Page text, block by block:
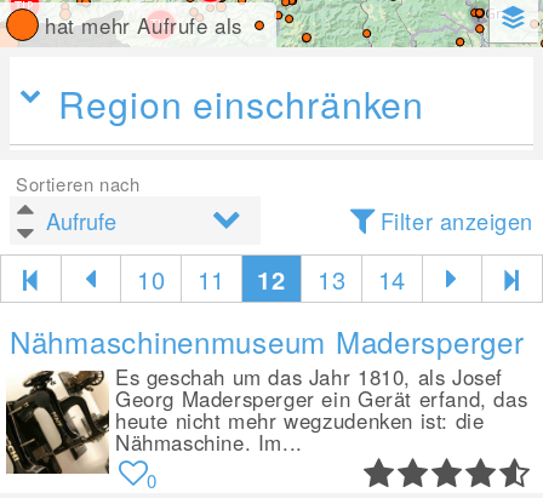
hat mehr Aufrufe als
Region einschränken
Sortieren nach
Filter anzeigen
10 11 12 13 14
Nähmaschinenmuseum Madersperger
Es geschah um das Jahr 1810, als Josef
Georg Madersperger ein Gerät erfand, das
heute nicht mehr wegzudenken ist: die
Nähmaschine. Im...
0